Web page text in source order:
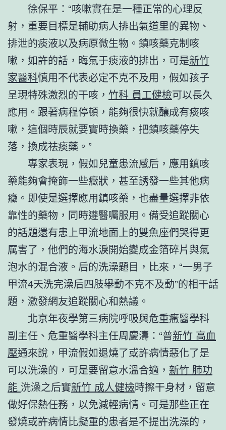
徐保平：“咳嗽實在是一種正常的心理反
射，重要目標是輔助病人排出氣道里的異物、
排泄的痰液以及病原微生物。鎮咳藥克制咳
嗽，如許的話，晦氣于痰液的排出，可是新竹
家醫科慎用不代表必定不克不及用，假如孩子
呈現特殊激烈的干咳， 竹科 員工健檢可以長久
應用。跟著病程停頓，能夠很快就釀成有痰咳
嗽，這個時辰就要實時換藥，把鎮咳藥停失
落，換成祛痰藥。”
專家表現，假如兒童患流感后，應用鎮咳
藥能夠會掩飾一些癥狀，甚至誘發一些其他病
癥。即使是選擇應用鎮咳藥，也盡量選擇非依
靠性的藥物，同時遵醫囑服用。備受追蹤關心
的話題還有患上甲流地面上的雙魚座們哭得更
厲害了，他們的海水淚開始變成金箔碎片與氣
泡水的混合液。后的洗澡題目，比來，“一男子
甲流4天洗完澡后四肢舉動不克不及動”的相干話
題，激發網友追蹤關心和熱議。
北京年夜學第三病院呼吸與危重癥醫學科
副主任、危重醫學科主任周慶濤：“普新竹 高血
壓通來說，甲流假如退燒了或許病情惡化了是
可以洗澡的，可是要留意水溫合適， 新竹 肺功
能 洗澡之后實新竹 成人健檢時擦干身材，留意
做好保熱任務，以免減輕病情。可是那些正在
發燒或許病情比擬重的患者是不提出洗澡的，